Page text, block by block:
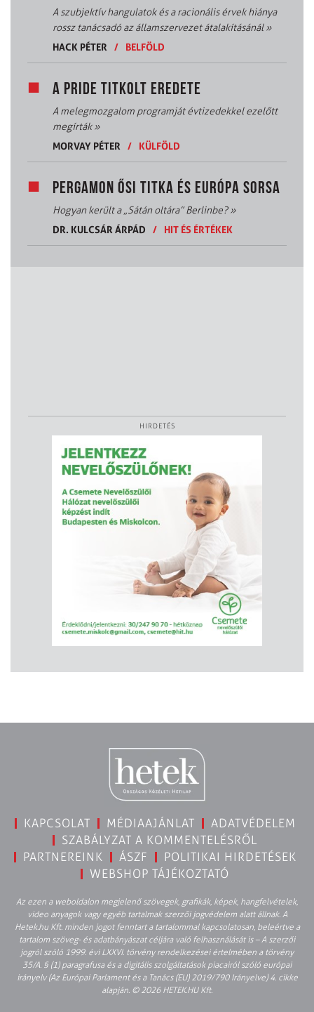
A szubjektív hangulatok és a racionális érvek hiánya
rossz tanácsadó az államszervezet átalakításánál»
HACK PÉTER
/ BELFÖLD
A PRIDE TITKOLT EREDETE
A melegmozgalom programját évtizedekkel ezelőtt
megírták»
MORVAY PÉTER
/ KÜLFÖLD
PERGAMON ŐSI TITKA ÉS EURÓPA SORSA
Hogyan került a „Sátán oltára” Berlinbe?»
DR. KULCSÁR ÁRPÁD
/ HIT ÉS ÉRTÉKEK
HIRDETÉS
KAPCSOLAT MÉDIAAJÁNLAT
ADATVÉDELEM
SZABÁLYZAT A KOMMENTELÉSRŐL
PARTNEREINK
ÁSZF
POLITIKAI HIRDETÉSEK
WEBSHOP TÁJÉKOZTATÓ
Az ezen a weboldalon megjelenő szövegek, grafikák, képek, hangfelvételek,
video anyagok vagy egyéb tartalmak szerzői jogvédelem alatt állnak. A
Hetek.hu Kft. minden jogot fenntart a tartalommal kapcsolatosan, beleértve a
tartalom szöveg- és adatbányászat céljára való felhasználását is – A szerzői
jogról szóló 1999. évi LXXVI. törvény rendelkezései értelmében a törvény
35/A. § (1) paragrafusa és a digitális szolgáltatások piacairól szóló európai
irányelv (Az Európai Parlament és a Tanács (EU) 2019/790 Irányelve) 4. cikke
alapján. © 2026 HETEK.HU Kft.